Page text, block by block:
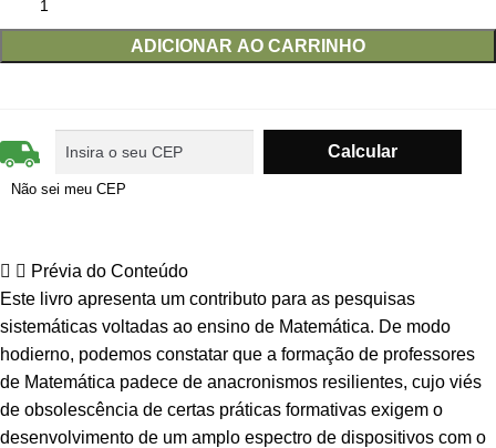
ADICIONAR AO CARRINHO
Não sei meu CEP
Prévia do Conteúdo
Este livro apresenta um contributo para as pesquisas
sistemáticas voltadas ao ensino de Matemática. De modo
hodierno, podemos constatar que a formação de professores
de Matemática padece de anacronismos resilientes, cujo viés
de obsolescência de certas práticas formativas exigem o
desenvolvimento de um amplo espectro de dispositivos com o